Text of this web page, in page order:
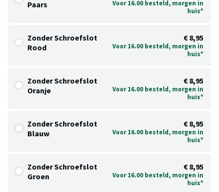
Paars
Voor 16.00 besteld, morgen in
huis*
Zonder Schroefslot
Rood
€ 8,95
Voor 16.00 besteld, morgen in
huis*
Zonder Schroefslot
Oranje
€ 8,95
Voor 16.00 besteld, morgen in
huis*
Zonder Schroefslot
Blauw
€ 8,95
Voor 16.00 besteld, morgen in
huis*
Zonder Schroefslot
Groen
€ 8,95
Voor 16.00 besteld, morgen in
huis*